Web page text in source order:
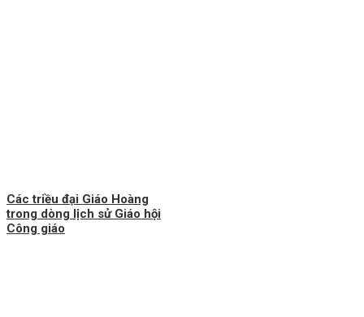
Các triều đại Giáo Hoàng
trong dòng lịch sử Giáo hội
Công giáo